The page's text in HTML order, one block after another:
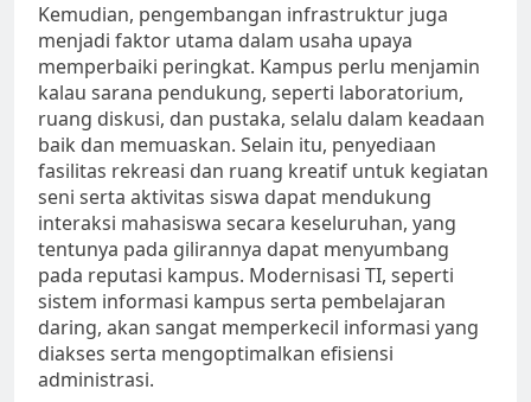
Kemudian, pengembangan infrastruktur juga
menjadi faktor utama dalam usaha upaya
memperbaiki peringkat. Kampus perlu menjamin
kalau sarana pendukung, seperti laboratorium,
ruang diskusi, dan pustaka, selalu dalam keadaan
baik dan memuaskan. Selain itu, penyediaan
fasilitas rekreasi dan ruang kreatif untuk kegiatan
seni serta aktivitas siswa dapat mendukung
interaksi mahasiswa secara keseluruhan, yang
tentunya pada gilirannya dapat menyumbang
pada reputasi kampus. Modernisasi TI, seperti
sistem informasi kampus serta pembelajaran
daring, akan sangat memperkecil informasi yang
diakses serta mengoptimalkan efisiensi
administrasi.